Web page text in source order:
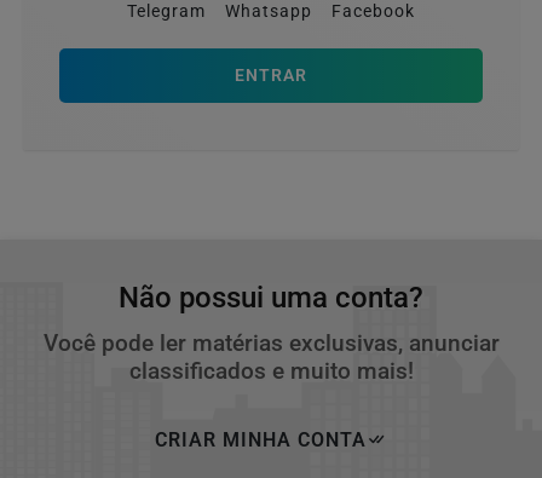
Telegram Whatsapp Facebook
ENTRAR
Não possui uma conta?
Você pode ler matérias exclusivas, anunciar
classificados e muito mais!
CRIAR MINHA CONTA